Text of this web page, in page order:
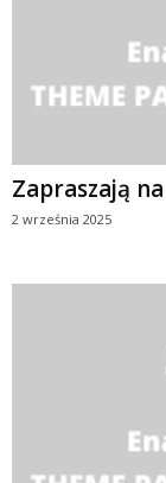
Zapraszają
2 września 2025